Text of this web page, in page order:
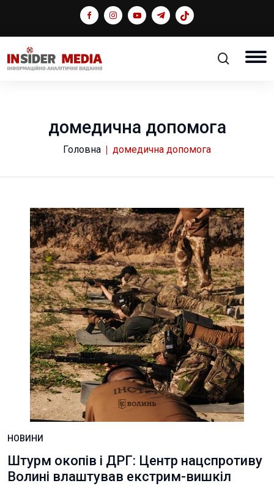
домедична допомога
Головна домедична допомога
НОВИНИ
Штурм окопів і ДРГ: Центр нацспротиву
Волині влаштував екстрим-вишкіл